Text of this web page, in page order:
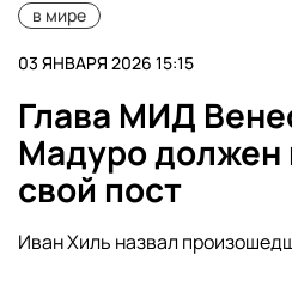
в мире
03 ЯНВАРЯ 2026 15:15
Глава МИД
Мадуро должен
свой пост
Иван Хиль назвал